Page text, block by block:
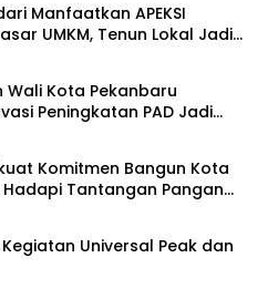
Manfaatkan APEKSI
UMKM, Tenun Lokal Jadi
Wali Kota Pekanbaru
Peningkatan PAD Jadi
Komitmen Bangun Kota
Tantangan Pangan
Universal Peak dan